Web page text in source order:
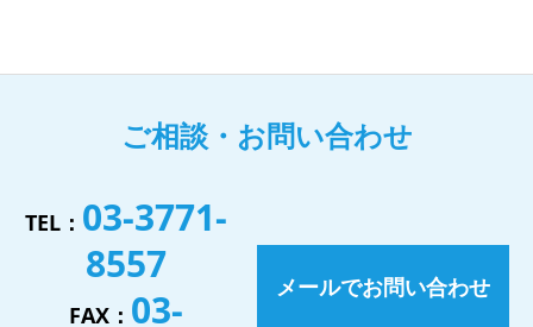
ご相談・お問い合わせ
TEL： 03-3771-
8557
FAX： 03- メールでお問い合わせ